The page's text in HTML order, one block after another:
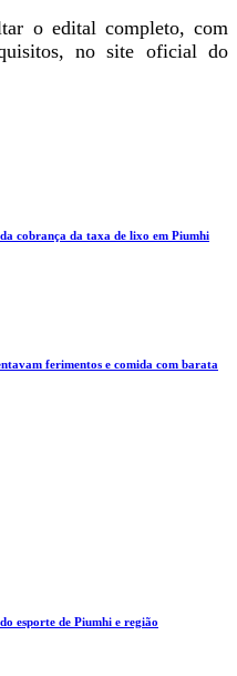
o edital completo, com
no site oficial do
cobrança da taxa de lixo em Piumhi
ferimentos e comida com barata
esporte de Piumhi e região